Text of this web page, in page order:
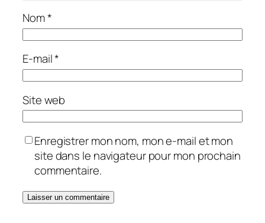
Nom*
E-mail*
Site web
Enregistrer mon nom, mon e-mail et mon
site dans le navigateur pour mon prochain
commentaire.